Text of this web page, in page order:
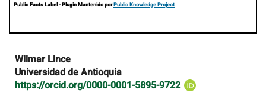
Public Facts Label- Plugin Mantenido porPublic Knowledge Project
Contenido
principal
del
artículo
Wilmar Lince
Universidad de Antioquia
https://orcid.org/0000-0001-5895-9722